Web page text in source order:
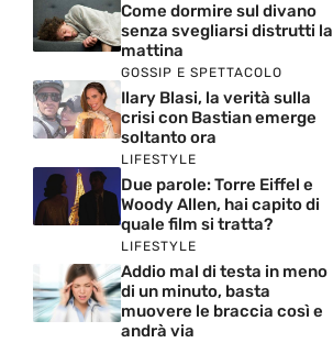
Come dormire sul divano
senza svegliarsi distrutti la
mattina
GOSSIP E SPETTACOLO
Ilary Blasi, la verità sulla
crisi con Bastian emerge
soltanto ora
LIFESTYLE
Due parole: Torre Eiffel e
Woody Allen, hai capito di
quale film si tratta?
LIFESTYLE
Addio mal di testa in meno
di un minuto, basta
muovere le braccia così e
andrà via